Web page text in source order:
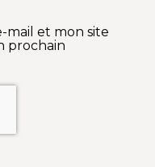
mail et mon site
prochain